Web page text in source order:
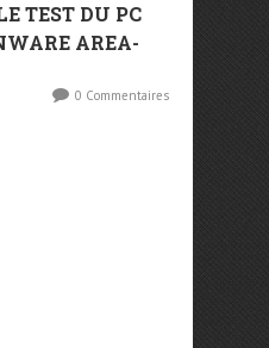
TEST DU PC
AREA-
0 Commentaires